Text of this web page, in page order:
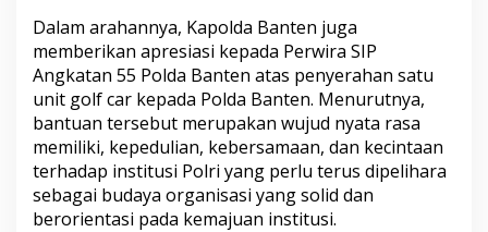
Dalam arahannya, Kapolda Banten juga
memberikan apresiasi kepada Perwira SIP
Angkatan 55 Polda Banten atas penyerahan satu
unit golf car kepada Polda Banten. Menurutnya,
bantuan tersebut merupakan wujud nyata rasa
memiliki, kepedulian, kebersamaan, dan kecintaan
terhadap institusi Polri yang perlu terus dipelihara
sebagai budaya organisasi yang solid dan
berorientasi pada kemajuan institusi.